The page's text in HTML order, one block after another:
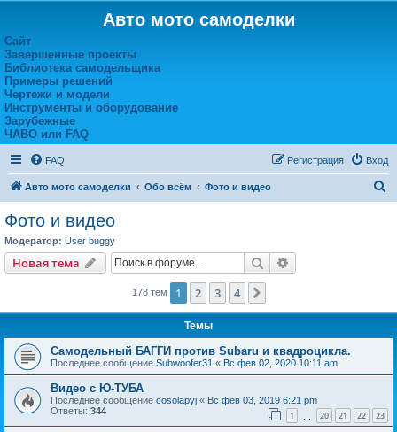
Авто мото самоделки
Сайт
Завершенные проекты
Библиотека самодельщика
Примеры решений
Чертежи и модели
Инструменты и оборудование
Зарубежные
ЧАВО или FAQ
FAQ Вход
Регистрация
Авто мото самоделки Обо всём Фото и видео
Фото и видео
Модератор: User buggy
Новая тема Поиск
178 тем 1 2 3 4
Темы
Самодельный БАГГИ против Subaru и квадроцикла.
Последнее сообщение Subwoofer31 « Вс фев 02, 2020 10:11 am
Видео с Ю-ТУБА
Последнее сообщение cosolapyj « Вс фев 03, 2019 6:21 pm
Ответы: 344 1 20 21 22 23